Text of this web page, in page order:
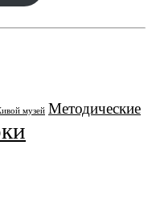
музей Методические